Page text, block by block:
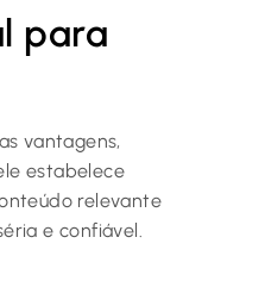
para
vantagens,
estabelece
relevante
e confiável.